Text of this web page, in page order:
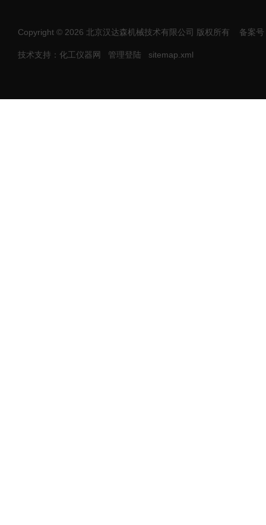
Copyright © 2026 北京汉达森机械技术有限公司 版权所有 备案
技术支持：化工仪器网 管理登陆 sitemap.xml